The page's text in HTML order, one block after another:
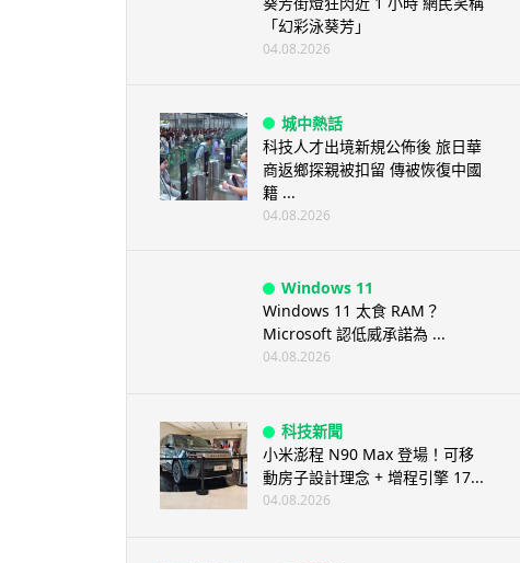
「幻彩泳葵芳」
04.08.2026
城中熱話
科技人才出境新規公佈後 旅日華
商返鄉探親被扣留 傳被恢復中國
籍 ...
04.08.2026
Windows 11
Windows 11 太食 RAM？
Microsoft 認低威承諾為 ...
04.08.2026
科技新聞
小米澎程 N90 Max 登場！可移
動房子設計理念 + 增程引擎 17...
04.08.2026